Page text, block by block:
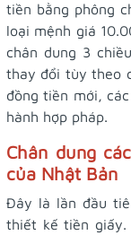
tiền bằng phông
loại mệnh giá
chân dung 3
thay đổi tùy theo
đồng tiền mới,
hành hợp pháp.
Chân dung
của Nhật Bản
Đây là lần đầu
thiết kế tiền giấy.